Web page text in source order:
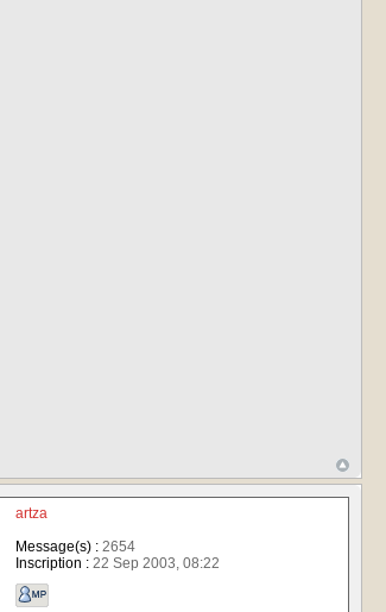
artza
Message(s) :2654
Inscription :22 Sep 2003, 08:22